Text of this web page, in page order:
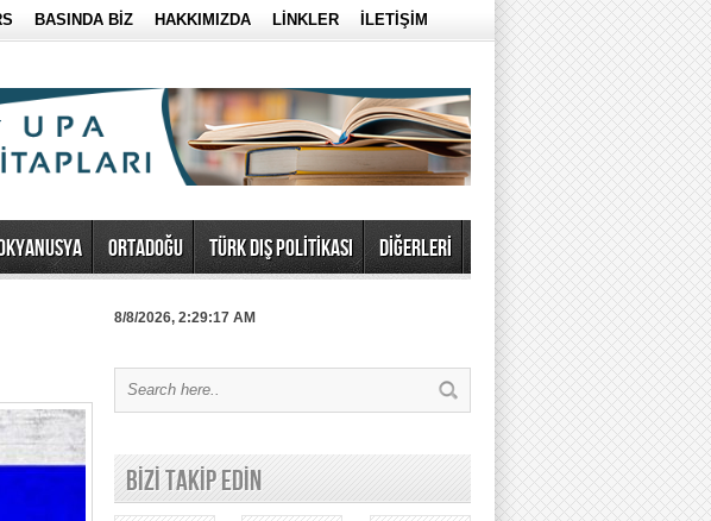
BASINDA BİZ HAKKIMIZDA LİNKLER İLETİŞİM
ORTADOĞU TÜRK DIŞ POLİTİKASI DİĞERLERİ
8/8/2026, 2:29:17 AM
BİZİ TAKİP EDİN